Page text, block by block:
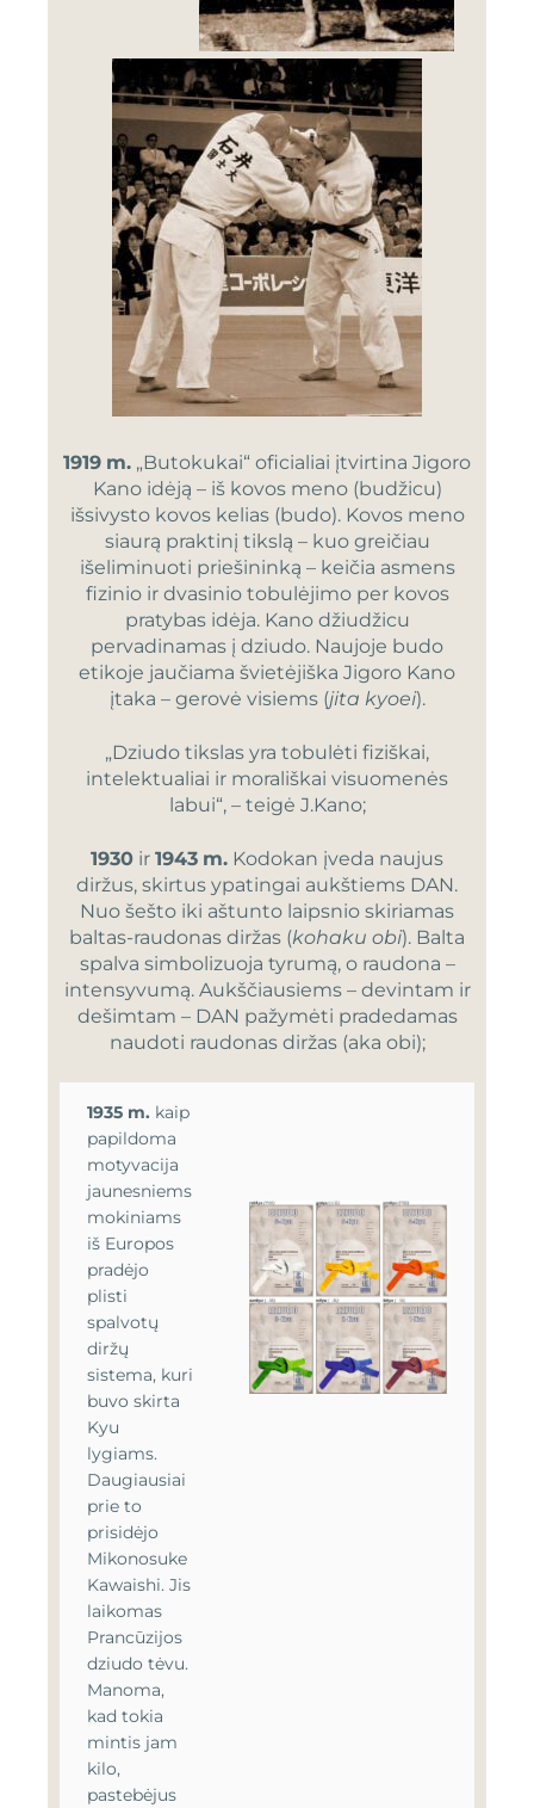
1919 m. „Butokukai“ oficialiai įtvirtina Jigoro
Kano idėją – iš kovos meno (budžicu)
išsivysto kovos kelias (budo). Kovos meno
siaurą praktinį tikslą – kuo greičiau
išeliminuoti priešininką – keičia asmens
fizinio ir dvasinio tobulėjimo per kovos
pratybas idėja. Kano džiudžicu
pervadinamas į dziudo. Naujoje budo
etikoje jaučiama švietėjiška Jigoro Kano
įtaka – gerovė visiems (jita kyoei).
„Dziudo tikslas yra tobulėti fiziškai,
intelektualiai ir morališkai visuomenės
labui“, – teigė J.Kano;
1930 ir 1943 m. Kodokan įveda naujus
diržus, skirtus ypatingai aukštiems DAN.
Nuo šešto iki aštunto laipsnio skiriamas
baltas-raudonas diržas (kohaku obi). Balta
spalva simbolizuoja tyrumą, o raudona –
intensyvumą. Aukščiausiems – devintam ir
dešimtam – DAN pažymėti pradedamas
naudoti raudonas diržas (aka obi);
1935 m. kaip
papildoma
motyvacija
jaunesniems
mokiniams
iš Europos
pradėjo
plisti
spalvotų
diržų
sistema, kuri
buvo skirta
Kyu
lygiams.
Daugiausiai
prie to
prisidėjo
Mikonosuke
Kawaishi. Jis
laikomas
Prancūzijos
dziudo tėvu.
Manoma,
kad tokia
mintis jam
kilo,
pastebėjus